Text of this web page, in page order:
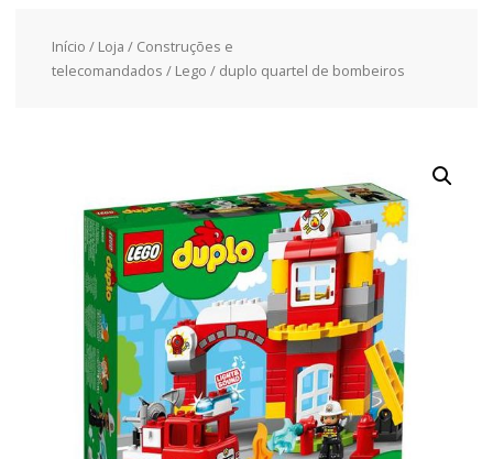
Início / Loja / Construções e
telecomandados / Lego / duplo quartel de bombeiros